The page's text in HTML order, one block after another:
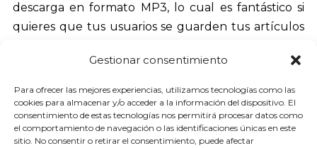
Gestionar consentimiento
Para ofrecer las mejores experiencias, utilizamos tecnologías como las
cookies para almacenar y/o acceder a la información del dispositivo. El
consentimiento de estas tecnologías nos permitirá procesar datos como
el comportamiento de navegación o las identificaciones únicas en este
sitio. No consentir o retirar el consentimiento, puede afectar
descarga en formato MP3, lo cual es fantástico si
quieres que tus usuarios se guarden tus artículos
escucharlos en el avión o en zonas sin cobertura.
4. ¿Afecta esto a la velocidad de carga de mi página
web?Es una preocupación lógica, pero la
respuesta es no. El reproductor de audio se carga